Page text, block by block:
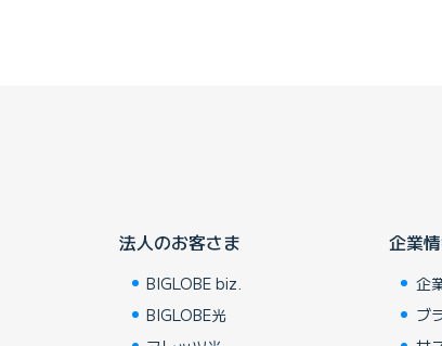
法人のお客さま
BIGLOBE biz.
BIGLOBE光
企業
企
ブ